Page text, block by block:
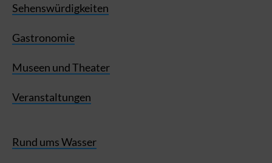
Sehenswürdigkeiten
Gastronomie
Museen und Theater
Veranstaltungen
Rund ums Wasser